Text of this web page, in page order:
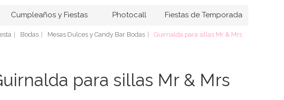
Cumpleaños y Fiestas Photocall Fiestas de Temporada
Bodas Mesas Dulces y Candy Bar Bodas Guirnalda para sillas Mr & Mrs
para sillas Mr & Mrs